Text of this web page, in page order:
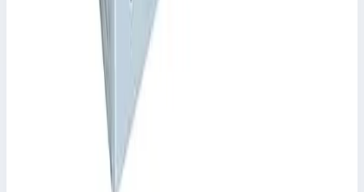
Производитель: Zarges; Артикул: 45135; Внутренние размеры:
460 × 460 × 365 мм; Внешние размеры: 500 × 500 × 400 мм;
Объем: 77 л; Вес: 8,2 кг; Материал: Алюминий
Корзина для транспортировки K 251 Zarges